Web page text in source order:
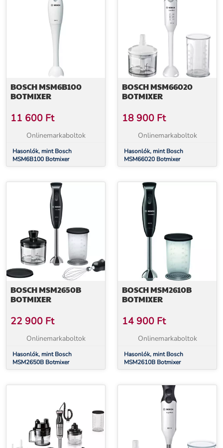
BOSCH MSM6B100
BOTMIXER
11 600 Ft
Onlinemarkaboltok
Hasonlók, mint Bosch
MSM6B100 Botmixer
BOSCH MSM66020
BOTMIXER
18 900 Ft
Onlinemarkaboltok
Hasonlók, mint Bosch
MSM66020 Botmixer
BOSCH MSM2650B
BOTMIXER
22 900 Ft
Onlinemarkaboltok
Hasonlók, mint Bosch
MSM2650B Botmixer
BOSCH MSM2610B
BOTMIXER
14 900 Ft
Onlinemarkaboltok
Hasonlók, mint Bosch
MSM2610B Botmixer